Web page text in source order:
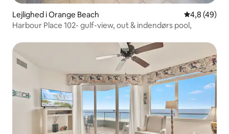
Lejlighed i Orange Beach 4,8 ud af 5 i
4,8 (49)
Harbour Place 102- gulf-view, out & indendørs pool,